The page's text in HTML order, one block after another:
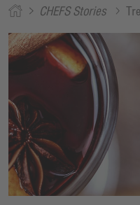
CHEFS Stories